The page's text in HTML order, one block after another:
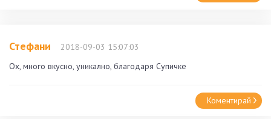
Стефани
2018-09-03 15:07:03
Ох, много вкусно, уникално, благодаря Супичке
Коментирай